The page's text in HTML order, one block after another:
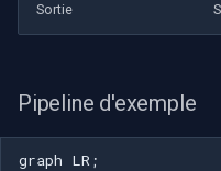
Sortie
Pipeline d'exemple
graph LR;